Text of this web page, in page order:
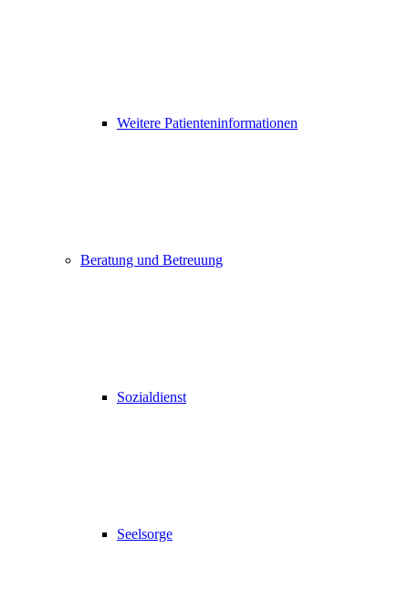
Weitere Patienteninformationen
Beratung und Betreuung
Sozialdienst
Seelsorge